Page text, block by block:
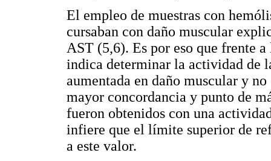
El empleo de muestras con
cursaban con daño muscular
AST (5,6). Es por eso que frente
indica determinar la actividad de
aumentada en daño muscular y
mayor concordancia y punto de
fueron obtenidos con una
infiere que el límite superior de
a este valor.